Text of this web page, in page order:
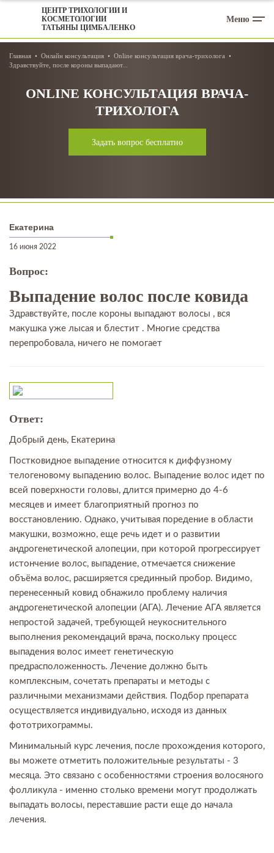
ЦЕНТР ТРИХОЛОГИИ И
КОСМЕТОЛОГИИ
ТАТЬЯНЫ ЦИМБАЛЕНКО
Меню
Главная Онлайн консультация
Online консультация врача-трихолога
Здравствуйте, после короны выпадают...
ONLINE КОНСУЛЬТАЦИЯ ВРАЧА-
ТРИХОЛОГА
Задать вопрос бесплатно
Екатерина
16 июня 2022
Вопрос:
Выпадение волос после ковида
Здравствуйте, после короны выпадают волосы , вся
макушка уже лысая и блестит . Многие средства
перепробовала, ничего не помогает
Ответ:
Добрый день, Екатерина
Постковидное выпадение относится к диффузному
телогеновому выпадению волос. Выпадение волос идет по
всей поверхности головы, длится примерно до 4-6
месяцев и имеет благоприятный прогноз по
восстановлению. Однако, учитывая поредение в области
макушки, возможно, еще речь идет и о развитии
андрогенетической алопеции, при которой прогрессирует
истончение волос, выпадение, отмечается снижение
объёма волос, расширяется срединный пробор. Видимо,
перенесенный ковид обнажило проблему наличия
андрогенетической алопеции (АГА). Лечение АГА является
непростой задачей, требующей неукоснительного
выполнения рекомендаций врача, поскольку процесс
выпадения волос имеет генетическую
предрасположенность. Лечение должно быть
комплексным, сочетать препараты и методы с
различными механизмами действия. Подбор препарата
осуществляется индивидуально, исходя из данных
фототрихограммы.
Минимальный курс лечения, после прохождения которого,
вы можете отметить положительные результаты - 3
месяца. Это связано с особенностями строения волосяного
фолликула - именно столько времени могут продолжать
выпадать волосы, переставшие расти еще до начала
лечения.